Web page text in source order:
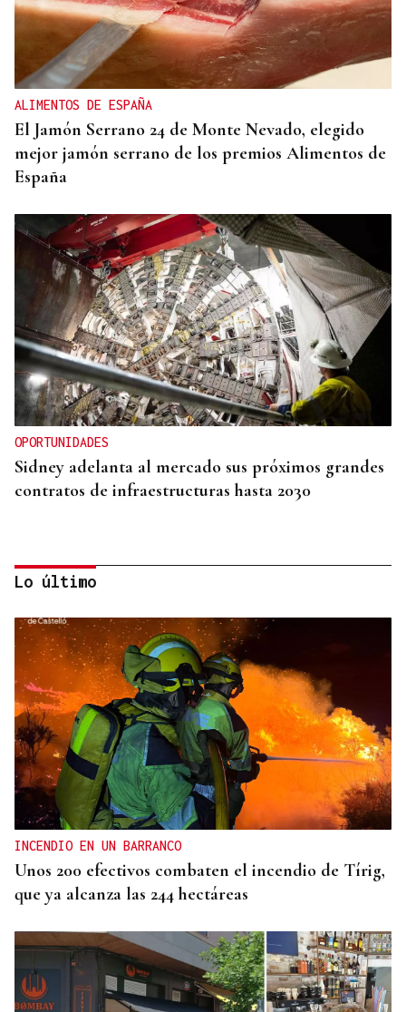
ALIMENTOS DE ESPAÑA
El Jamón Serrano 24 de Monte Nevado, elegido
mejor jamón serrano de los premios Alimentos de
España
OPORTUNIDADES
Sidney adelanta al mercado sus próximos grandes
contratos de infraestructuras hasta 2030
INTERNACIONALIZACIÓN
Sodercan ofrece un programa gratuito para
ayudar a las pymes cántabras a iniciarse en la
exportación
Lo último
INCENDIO EN UN BARRANCO
Unos 200 efectivos combaten el incendio de Tírig,
que ya alcanza las 244 hectáreas